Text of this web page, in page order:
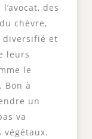
des
chèvre,
diversifié et
leurs
le
Bon à
un
va
végétaux.